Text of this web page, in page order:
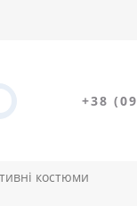
+38
костюми